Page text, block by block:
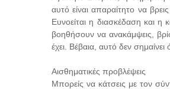
αυτό είναι απαραίτητο να
Ευνοείται η διασκέδαση και
βοηθήσουν να ανακάμψεις,
έχει. Βέβαια, αυτό δεν
Αισθηματικές προβλέψεις
Μπορείς να κάτσεις με τον